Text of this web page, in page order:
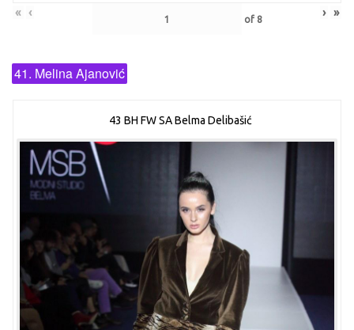
« ‹ of 8 › »
41. Melina Ajanović
43 BH FW SA Belma Delibašić